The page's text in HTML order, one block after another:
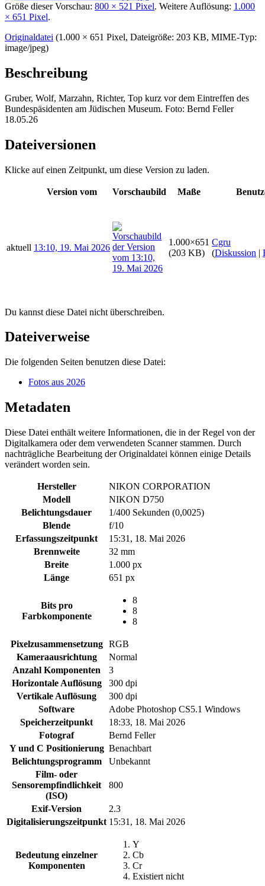
Größe dieser Vorschau: 800 × 521 Pixel. Weitere Auflösung: 1.000
× 651 Pixel.
Originaldatei (1.000 × 651 Pixel, Dateigröße: 203 KB, MIME-Typ:
image/jpeg)
Beschreibung
Gruber, Wolf, Marzahn, Richter, Top kurz vor dem Eintreffen des
Bundespäsidenten am Jüdischen Museum. Foto: Bernd Feller
18.05.26
Dateiversionen
Klicke auf einen Zeitpunkt, um diese Version zu laden.
Version vom Vorschaubild Maße
aktuell 13:10, 19. Mai 2026
1.000×651
(203 KB)
Cgru
(Diskussion |
Du kannst diese Datei nicht überschreiben.
Dateiverweise
Die folgenden Seiten benutzen diese Datei:
Fotos aus 2026
Metadaten
Diese Datei enthält weitere Informationen, die in der Regel von der
Digitalkamera oder dem verwendeten Scanner stammen. Durch
nachträgliche Bearbeitung der Originaldatei können einige Details
verändert worden sein.
Hersteller
NIKON CORPORATION
Modell
NIKON D750
Belichtungsdauer
1/400 Sekunden (0,0025)
Blende
f/10
Erfassungszeitpunkt
15:31, 18. Mai 2026
Brennweite
32 mm
Breite
1.000 px
Länge
651 px
Bits pro
Farbkomponente
8
8
8
Pixelzusammensetzung
RGB
Kameraausrichtung
Normal
Anzahl Komponenten
3
Horizontale Auflösung
300 dpi
Vertikale Auflösung
300 dpi
Software
Adobe Photoshop CS5.1 Windows
Speicherzeitpunkt
18:33, 18. Mai 2026
Fotograf
Bernd Feller
Y und C Positionierung Benachbart
Belichtungsprogramm
Unbekannt
Film- oder
Sensorempfindlichkeit
(ISO)
800
Exif-Version
2.3
Digitalisierungszeitpunkt 15:31, 18. Mai 2026
Bedeutung einzelner
Komponenten
Y
Cb
Cr
Existiert nicht